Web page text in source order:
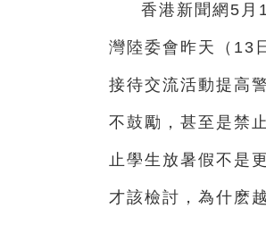
香港新聞網5
灣陸委會昨天（13
接待交流活動提高
不鼓勵，甚至是禁
止學生放暑假不是
才該檢討，為什麽